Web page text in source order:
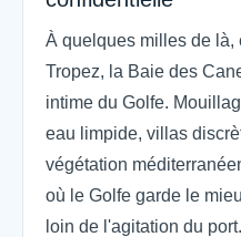
À quelques milles de là,
Tropez, la Baie des
intime du Golfe.
eau limpide, villas
végétation
où le Golfe garde le
loin de l'agitation du port.